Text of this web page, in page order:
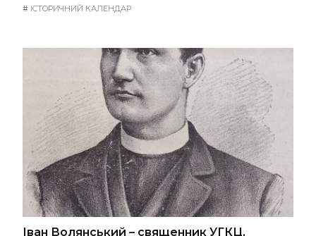
# ІСТОРИЧНИЙ КАЛЕНДАР
Іван Волянський – священник УГКЦ,